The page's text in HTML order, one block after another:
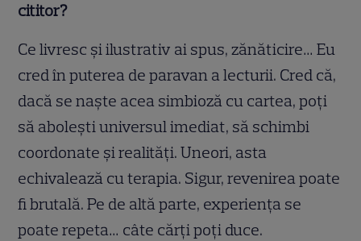
cititor?
Ce livresc şi ilustrativ ai spus, zănăticire… Eu
cred în puterea de paravan a lecturii. Cred că,
dacă se naşte acea simbioză cu cartea, poţi
să aboleşti universul imediat, să schimbi
coordonate şi realităţi. Uneori, asta
echivalează cu terapia. Sigur, revenirea poate
fi brutală. Pe de altă parte, experienţa se
poate repeta… câte cărţi poţi duce.